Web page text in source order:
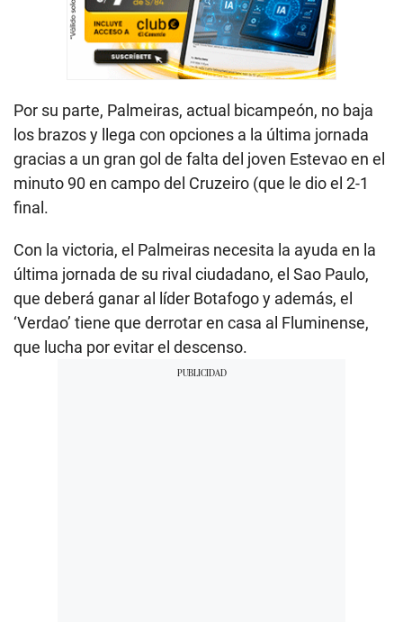
Por su parte, Palmeiras, actual bicampeón, no baja
los brazos y llega con opciones a la última jornada
gracias a un gran gol de falta del joven Estevao en el
minuto 90 en campo del Cruzeiro (que le dio el 2-1
final.
Con la victoria, el Palmeiras necesita la ayuda en la
última jornada de su rival ciudadano, el Sao Paulo,
que deberá ganar al líder Botafogo y además, el
‘Verdao’ tiene que derrotar en casa al Fluminense,
que lucha por evitar el descenso.